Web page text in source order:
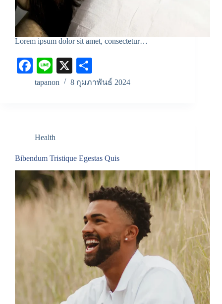
Lorem ipsum dolor sit amet, consectetur…
Fa
ce
Li
ne
X
ha
tapanon 8 กุมภาพันธ์ 2024
Health
Bibendum Tristique Egestas Quis